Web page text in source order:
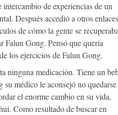
de experiencias de un
Después accedió a otros
de cómo la gente se
Falun Gong. Pensó que quería
los ejercicios de Falun Gong.
ninguna medicación. Tiene un
su médico le aconsejó no quedarse
el enorme cambio en su vida,
Como resultado de buscar en